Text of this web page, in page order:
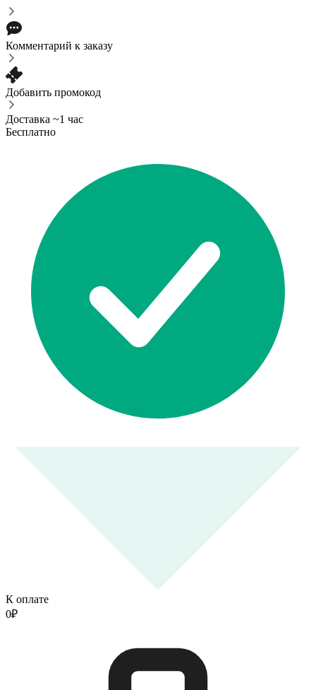
Комментарий к заказу
Добавить промокод
Доставка ~1 час
Бесплатно
К оплате
0₽